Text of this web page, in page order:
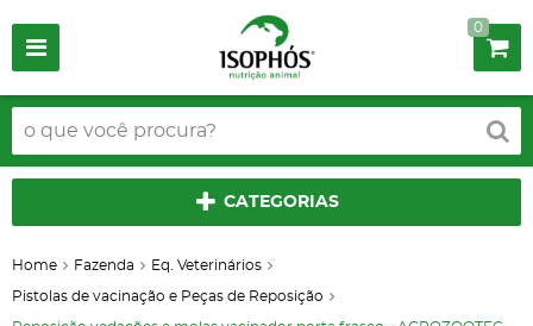
0
CATEGORIAS
Home Fazenda Eq. Veterinários
Pistolas de vacinação e Peças de Reposição